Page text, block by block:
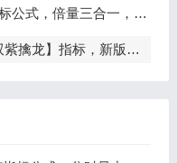
关键起涨K线（主图+副图+选股）
选股，主力吸筹套装，手机电脑通达信通用